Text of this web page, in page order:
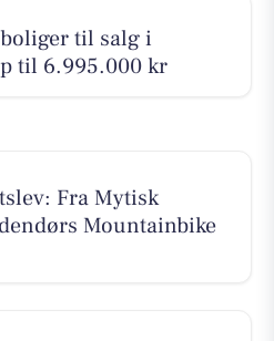
til salg i
til 6.995.000 kr
Fra Mytisk
Mountainbike